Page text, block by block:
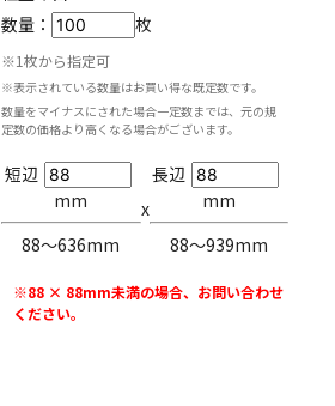
数量：
枚
※1枚から指定可
※表示されている数量はお買い得な既定数です。
数量をマイナスにされた場合一定数までは、元の規
定数の価格より高くなる場合がございます。
短辺
mm
88〜636mm
x
長辺
mm
88〜939mm
※88 × 88mm未満の場合、お問い合わせ
ください。